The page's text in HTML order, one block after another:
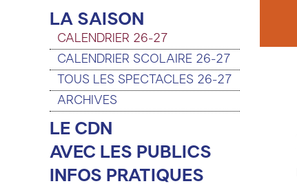
LA SAISON
CALENDRIER 26-27
CALENDRIER SCOLAIRE 26-27
TOUS LES SPECTACLES 26-27
ARCHIVES
LE CDN
AVEC LES PUBLICS
INFOS PRATIQUES